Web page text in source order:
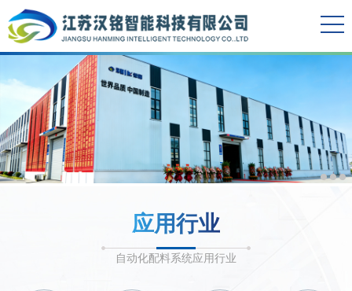
应用行业
自动化配料系统应用行业